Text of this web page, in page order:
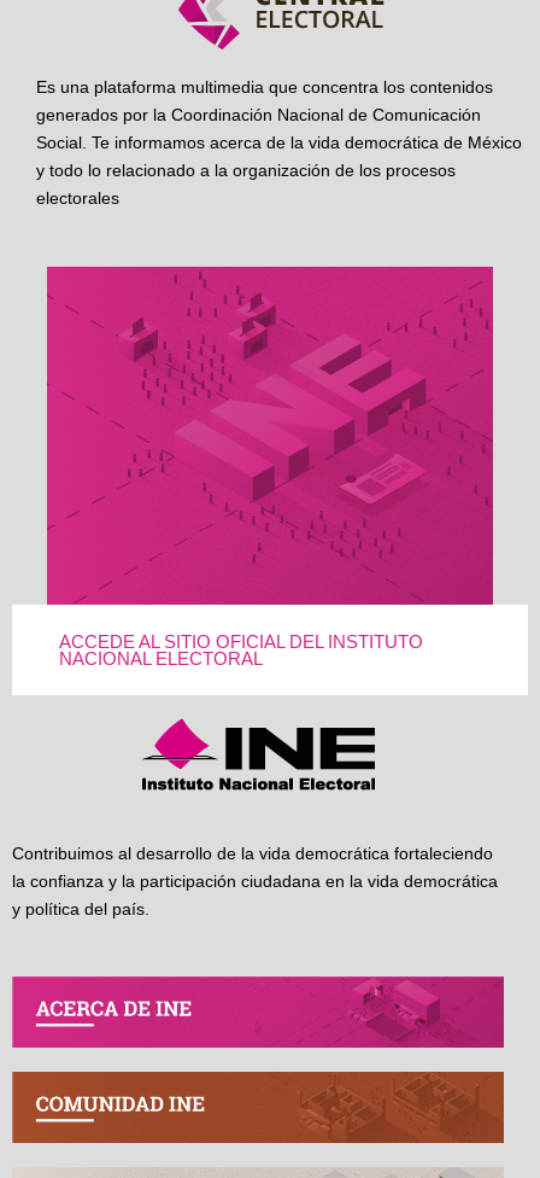
Es una plataforma multimedia que concentra los contenidos
generados por la Coordinación Nacional de Comunicación
Social. Te informamos acerca de la vida democrática de México
y todo lo relacionado a la organización de los procesos
electorales
ACCEDE AL SITIO OFICIAL DEL INSTITUTO
NACIONAL ELECTORAL
Contribuimos al desarrollo de la vida democrática fortaleciendo
la confianza y la participación ciudadana en la vida democrática
y política del país.